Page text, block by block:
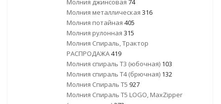
Молния джинсовая 74
Молния металлическая 316
Молния потайная 405
Молния рулонная 315
Молния Спираль, Трактор
РАСПРОДАЖА419
Молния спираль Т3 (юбочная) 103
Молния спираль Т4 (брючная) 132
Молния Спираль Т5 927
Молния Спираль Т5 LOGO, MaxZipper